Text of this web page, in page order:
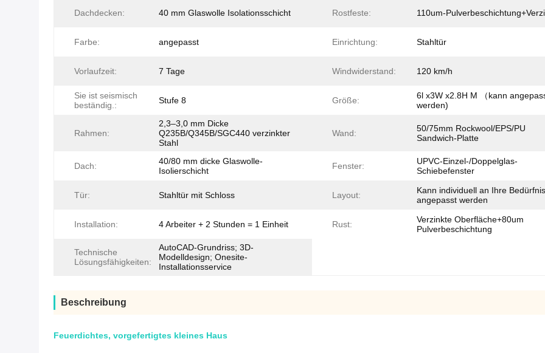
Dachdecken: 40 mm Glaswolle Isolationsschicht Rostfeste: 110um-
Farbe: angepasst Einrichtung: Stahltür
Vorlaufzeit: 7 Tage Windwiderstand: 120 km/h
Sie ist seismisch
beständig.:
Stufe 8 Größe:
6l x3W x2.8H M （kann
werden)
Rahmen:
2,3–3,0 mm Dicke
Q235B/Q345B/SGC440 verzinkter
Stahl
Wand:
50/75mm Rockwool/EPS/PU
Sandwich-Platte
Dach:
40/80 mm dicke Glaswolle-
Isolierschicht
Fenster:
UPVC-Einzel-/Doppelglas-
Schiebefenster
Tür: Stahltür mit Schloss Layout:
Kann individuell an Ihre
angepasst werden
Installation: 4 Arbeiter + 2 Stunden = 1 Einheit Rust:
Verzinkte Oberfläche+80um
Pulverbeschichtung
Technische
Lösungsfähigkeiten:
AutoCAD-Grundriss; 3D-
Modelldesign; Onesite-
Installationsservice
Beschreibung
Feuerdichtes, vorgefertigtes kleines Haus